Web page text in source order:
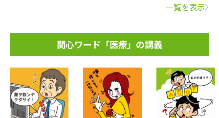
一覧を表示
関心ワード「医療」の講義